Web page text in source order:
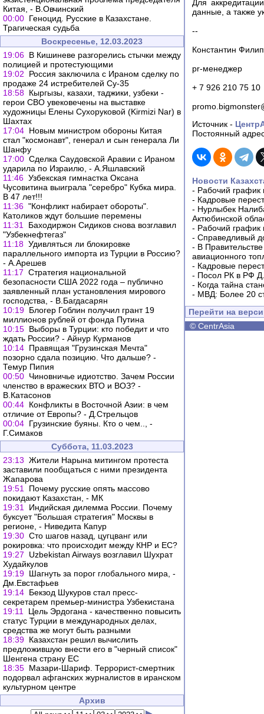
Китая, - В.Овчинский
00:00 Геноцид. Русские в Казахстане.
Трагическая судьба
Воскресенье, 12.03.2023
19:06 В Кишиневе разгорелись стычки между
полицией и протестующими
19:02
Россия заключила с Ираном сделку по
продаже 24 истребителей Су-35
18:58 Кыргызы, казахи, таджики, узбеки -
герои СВО увековечены на выставке
художницы Елены Сухоруковой (Kirmizi Nar) в
Шахтах
17:04 Новым министром обороны Китая
стал "космонавт", генерал и сын генерала Ли
Шанфу
17:00 Сделка Саудовской Аравии с Ираном
ударила по Израилю, - А.Яшлавский
11:46 Узбекская гимнастка Оксана
Чусовитина выиграла "серебро" Кубка мира.
В 47 лет!!!
11:36 "Конфликт набирает обороты".
Католиков ждут большие перемены
11:31
Баходиржон Сидиков снова возглавил
"Узбекнефтегаз"
11:18 Удивляться ли блокировке
параллельного импорта из Турции в Россию?
- А.Арешев
11:17 Стратегия национальной
безопасности США 2022 года – публично
заявленный план установления мирового
господства, - В.Багдасарян
10:19 Блогер Гоблин получил грант 19
миллионов рублей от фонда Путина
10:15 Выборы в Турции: кто победит и что
ждать России? - Айнур Курманов
10:14 Правящая "Грузинская Мечта"
позорно сдала позицию. Что дальше? -
Темур Пипия
00:50 Чиновничье идиотство. Зачем России
членство в вражеских ВТО и ВОЗ? -
В.Катасонов
00:44 Конфликты в Восточной Азии: в чем
отличие от Европы? - Д.Стрельцов
00:04 Грузинские буяны. Кто о чем.., -
Г.Симаков
Суббота, 11.03.2023
23:13 Жители Нарына митингом протеста
заставили пообщаться с ними президента
Жапарова
19:51
Почему русские опять массово
покидают Казахстан, - МК
19:31
Индийская дилемма России. Почему
буксует "Большая стратегия" Москвы в
регионе, - Ниведита Капур
19:30 Сто шагов назад, цугцванг или
рокировка: что происходит между КНР и ЕС?
19:27
Uzbekistan Airways возглавил Шухрат
Худайкулов
19:19 Шагнуть за порог глобального мира, -
Дм.Евстафьев
19:14 Бекзод Шукуров стал пресс-
секретарем премьер-министра Узбекистана
19:11
Цель Эрдогана - качественно повысить
статус Турции в международных делах,
средства же могут быть разными
18:39 Казахстан решил вычислить
предложившую внести его в "черный список"
Шенгена страну ЕС
18:35 Мазари-Шариф. Террорист-смертник
подорвал афганских журналистов в иранском
культурном центре
Архив
Для
данные, а также
--
Константин
pr-менеджер
+ 7 926 210 75 10
Источник -
Постоянный
Новости
- Рабочий график
- Кадровые
- Нурлыбек
Актюбинской
- Рабочий график
- Справедливый
- В
авиационного
- Кадровые
- Посол РК в РФ
- Когда тайна
- МВД: Более 20
Перейти на
© CentrAsia